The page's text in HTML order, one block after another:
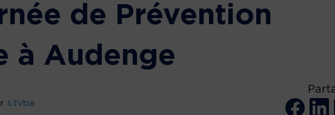
de Prévention
à Audenge
s.tvba